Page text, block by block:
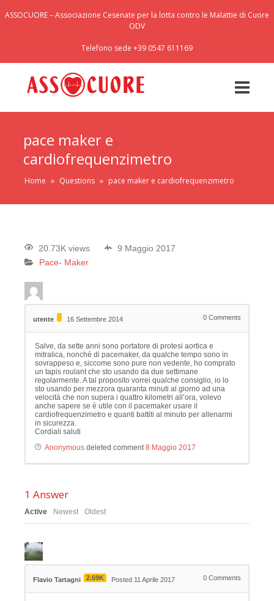
ASSOCUORE – Associazione Cesenate per la lotta contro le Malattie di Cuore
ODV
Telefono sede +39 0547 611169
pace maker e
cardiofrequenzimetro
Home » Questions » pace maker e cardiofrequenzimetro
20.73K views
9 Maggio 2017
Pace- Maker
utente 16 Settembre 2014 0 Comments
Salve, da sette anni sono portatore di protesi aortica e
mitralica, nonché di pacemaker, da qualche tempo sono in
sovrappeso e, siccome sono pure non vedente, ho comprato
un tapis roulant che sto usando da due settimane
regolarmente. A tal proposito vorrei qualche consiglio, io lo
sto usando per mezzora quaranta minuti al giorno ad una
velocità che non supera i quattro kilometri all’ora, volevo
anche sapere se è utile con il pacemaker usare il
cardiofrequenzimetro e quanti battiti al minuto per allenarmi
in sicurezza.
Cordiali saluti
Anonymous deleted comment 8 Maggio 2017
1 Answer
Active Newest Oldest
Flavio Tartagni 2.69K Posted 11 Aprile 2017 0 Comments